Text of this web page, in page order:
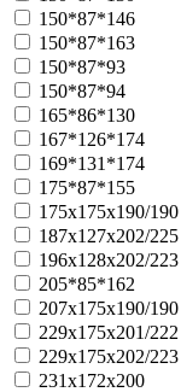
150*87*146
150*87*163
150*87*93
150*87*94
165*86*130
167*126*174
169*131*174
175*87*155
175x175x190/190
187x127x202/225
196x128x202/223
205*85*162
207x175x190/190
229x175x201/222
229x175x202/223
231x172x200